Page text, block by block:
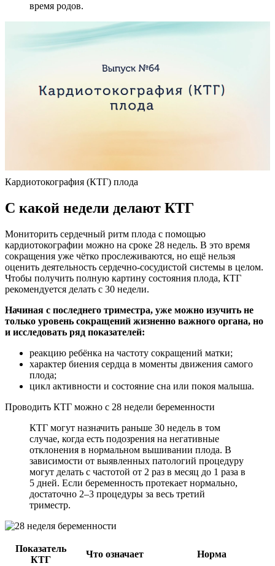
время родов.
Кардиотокография (КТГ) плода
С какой недели делают КТГ
Мониторить сердечный ритм плода с помощью
кардиотокографии можно на сроке 28 недель. В это время
сокращения уже чётко прослеживаются, но ещё нельзя
оценить деятельность сердечно-сосудистой системы в целом.
Чтобы получить полную картину состояния плода, КТГ
рекомендуется делать с 30 недели.
Начиная с последнего триместра, уже можно изучить не
только уровень сокращений жизненно важного органа, но
и исследовать ряд показателей:
реакцию ребёнка на частоту сокращений матки;
характер биения сердца в моменты движения самого
плода;
цикл активности и состояние сна или покоя малыша.
Проводить КТГ можно с 28 недели беременности
КТГ могут назначить раньше 30 недель в том
случае, когда есть подозрения на негативные
отклонения в нормальном вышивании плода. В
зависимости от выявленных патологий процедуру
могут делать с частотой от 2 раз в месяц до 1 раза в
5 дней. Если беременность протекает нормально,
достаточно 2–3 процедуры за весь третий
триместр.
Показатель
КТГ
Что означает Норма